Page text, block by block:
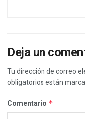
Deja un
Tu dirección de correo
obligatorios están
Comentario *